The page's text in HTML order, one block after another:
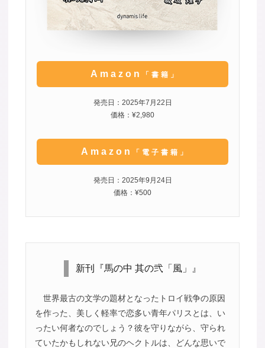
Amazon 「書籍」
発売日：2025年7月22日
価格：¥2,980
Amazon 「電子書籍」
発売日：2025年9月24日
価格：¥500
新刊『馬の中 其の弐「風」』
世界最古の文学の題材となったトロイ戦争の原因
を作った、美しく軽率で恋多い青年パリスとは、い
ったい何者なのでしょう？彼を守りながら、守られ
ていたかもしれない兄のヘクトルは、どんな思いで